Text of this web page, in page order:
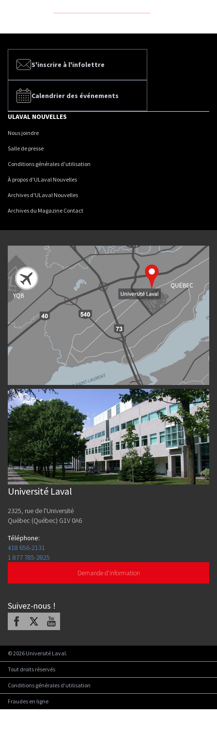
S'inscrire à l'infolettre
Calendrier des événements
ULAVAL NOUVELLES
Nous joindre
Salle de presse
Conditions générales d'utilisation
À propos d'ULaval Nouvelles
Archives d'ULaval Nouvelles
Archives du Magazine Contact
Université Laval
2325, rue de l'Université
Québec (Québec) G1V 0A6
Téléphone:
418 656-2131
1 877 785-2825
Demande d'information
Suivez-nous !
Facebook Youtube
©2026 Université Laval.
Tout droits réservés
Conditions générales d'utilisation
Fraudes en ligne